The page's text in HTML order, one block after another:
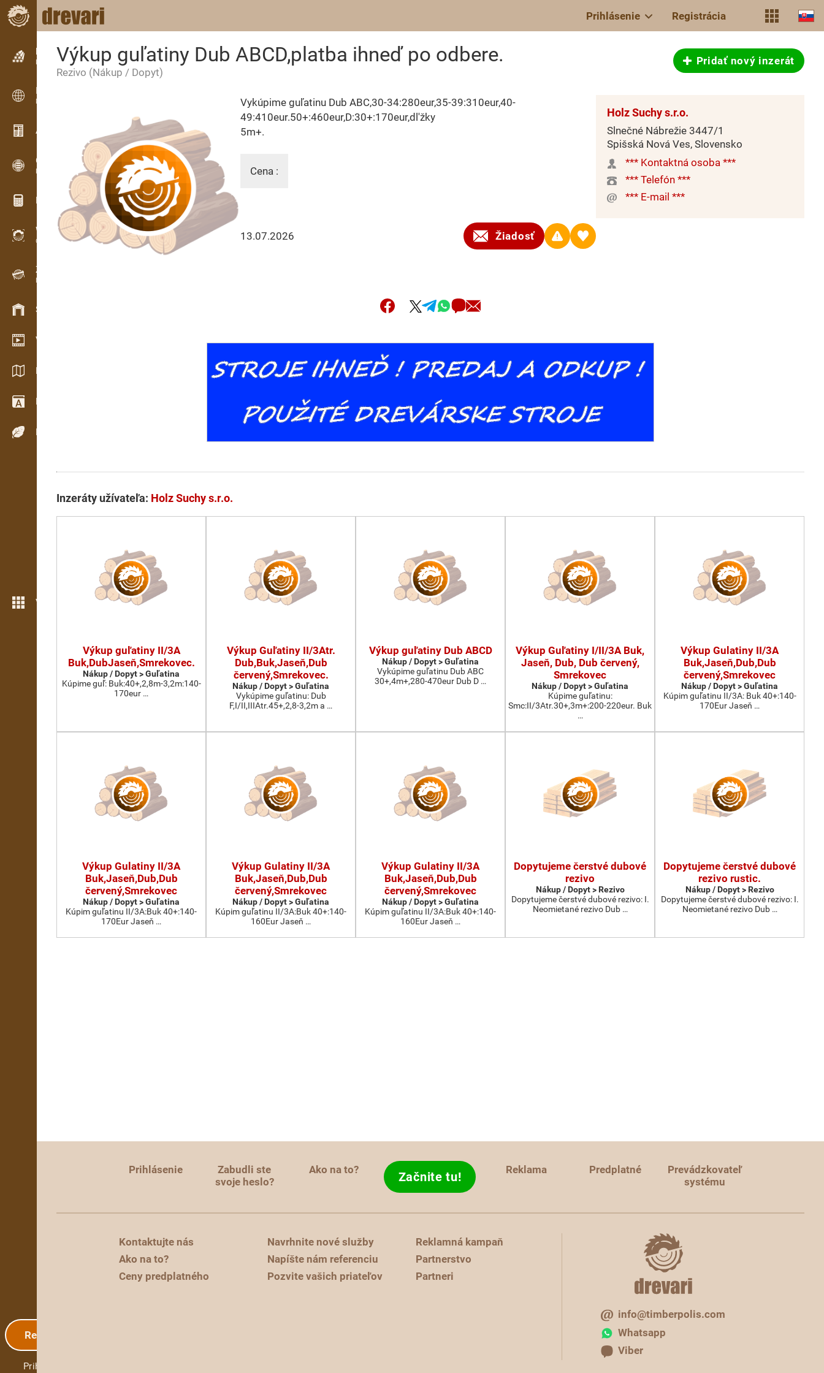
Prihlásenie Registrácia
Inzercia
Riadková inzercia
Inzercia
Medzinárodná inzercia
Aktuality / Články
OPTI-TIMB
Porezové schémy
Drevárske kalkulačky
WoodProfi
Objem dreva s AI
Záznamník
Evidencia dreva v teréne
Skladové hospodárstvo
Video showroom
Katalógy / Brožúry
Drevársky slovník
Dreviny
Viac možností
Registrácia
Prihlásenie
Výkup guľatiny Dub ABCD,platba ihneď po odbere.
Rezivo (Nákup / Dopyt)
Pridať nový inzerát
Vykúpime guľatinu Dub ABC,30-34:280eur,35-39:310eur,40-
49:410eur.50+:460eur,D:30+:170eur,dl'žky
5m+.
Cena :
13.07.2026 Žiadosť
Holz Suchy s.r.o.
Slnečné Nábrežie 3447/1
Spišská Nová Ves, Slovensko
*** Kontaktná osoba ***
*** Telefón ***
*** E-mail ***
Inzeráty užívateľa: Holz Suchy s.r.o.
Výkup guľatiny II/3A
Buk,DubJaseň,Smrekovec.
Nákup / Dopyt > Guľatina
Kúpime guľ: Buk:40+,2,8m-3,2m:140-
170eur …
Výkup Guľatiny II/3Atr.
Dub,Buk,Jaseň,Dub
červený,Smrekovec.
Nákup / Dopyt > Guľatina
Vykúpime guľatinu: Dub
F,I/II,IIIAtr.45+,2,8-3,2m a …
Výkup guľatiny Dub ABCD
Nákup / Dopyt > Guľatina
Vykúpime guľatinu Dub ABC
30+,4m+,280-470eur Dub D …
Výkup Guľatiny I/II/3A Buk,
Jaseň, Dub, Dub červený,
Smrekovec
Nákup / Dopyt > Guľatina
Kúpime guľatinu:
Smc:II/3Atr.30+,3m+:200-220eur. Buk
…
Výkup Gulatiny II/3A
Buk,Jaseň,Dub,Dub
červený,Smrekovec
Nákup / Dopyt > Guľatina
Kúpim guľatinu II/3A: Buk 40+:140-
170Eur Jaseň …
Výkup Gulatiny II/3A
Buk,Jaseň,Dub,Dub
červený,Smrekovec
Nákup / Dopyt > Guľatina
Kúpim guľatinu II/3A:Buk 40+:140-
170Eur Jaseň …
Výkup Gulatiny II/3A
Buk,Jaseň,Dub,Dub
červený,Smrekovec
Nákup / Dopyt > Guľatina
Kúpim guľatinu II/3A:Buk 40+:140-
160Eur Jaseň …
Výkup Gulatiny II/3A
Buk,Jaseň,Dub,Dub
červený,Smrekovec
Nákup / Dopyt > Guľatina
Kúpim guľatinu II/3A:Buk 40+:140-
160Eur Jaseň …
Dopytujeme čerstvé dubové
rezivo
Nákup / Dopyt > Rezivo
Dopytujeme čerstvé dubové rezivo: I.
Neomietané rezivo Dub …
Dopytujeme čerstvé dubové
rezivo rustic.
Nákup / Dopyt > Rezivo
Dopytujeme čerstvé dubové rezivo: I.
Neomietané rezivo Dub …
Prihlásenie
Zabudli ste
svoje heslo?
Ako na to? Začnite tu! Reklama Predplatné
Prevádzkovateľ
systému
Kontaktujte nás
Ako na to?
Ceny predplatného
Navrhnite nové služby
Napíšte nám referenciu
Pozvite vašich priateľov
Reklamná kampaň
Partnerstvo
Partneri
info@timberpolis.com
Whatsapp
Viber